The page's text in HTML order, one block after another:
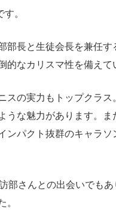
。
長と生徒会長を兼任す
なカリスマ性を備えて
の実力もトップクラス
うな魅力があります。ま
パクト抜群のキャラソ
さんとの出会いでもあ
。